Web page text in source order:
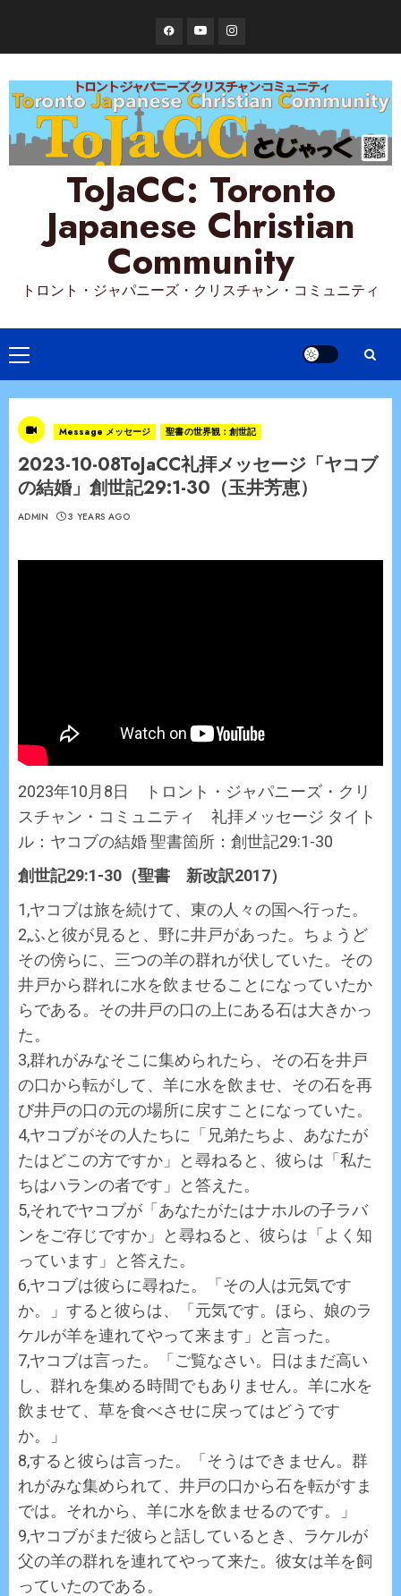
content
FacebookYouTubeInstagram
ToJaCC: Toronto
Japanese Christian
Community
トロント・ジャパニーズ・クリスチャン・コミュニティ
Primary
Menu
Message メッセージ 聖書の世界観：創世記
2023-10-08ToJaCC礼拝メッセージ「ヤコブ
の結婚」創世記29:1-30（玉井芳恵）
ADMIN 3 YEARS AGO
2023年10月8日 トロント・ジャパニーズ・クリ
スチャン・コミュニティ 礼拝メッセージ タイト
ル：ヤコブの結婚 聖書箇所：創世記29:1-30
創世記29:1-30（聖書 新改訳2017）
1,ヤコブは旅を続けて、東の人々の国へ行った。
2,ふと彼が見ると、野に井戸があった。ちょうど
その傍らに、三つの羊の群れが伏していた。その
井戸から群れに水を飲ませることになっていたか
らである。その井戸の口の上にある石は大きかっ
た。
3,群れがみなそこに集められたら、その石を井戸
の口から転がして、羊に水を飲ませ、その石を再
び井戸の口の元の場所に戻すことになっていた。
4,ヤコブがその人たちに「兄弟たちよ、あなたが
たはどこの方ですか」と尋ねると、彼らは「私た
ちはハランの者です」と答えた。
5,それでヤコブが「あなたがたはナホルの子ラバ
ンをご存じですか」と尋ねると、彼らは「よく知
っています」と答えた。
6,ヤコブは彼らに尋ねた。「その人は元気です
か。」すると彼らは、「元気です。ほら、娘のラ
ケルが羊を連れてやって来ます」と言った。
7,ヤコブは言った。「ご覧なさい。日はまだ高い
し、群れを集める時間でもありません。羊に水を
飲ませて、草を食べさせに戻ってはどうです
か。」
8,すると彼らは言った。「そうはできません。群
れがみな集められて、井戸の口から石を転がすま
では。それから、羊に水を飲ませるのです。」
9,ヤコブがまだ彼らと話しているとき、ラケルが
父の羊の群れを連れてやって来た。彼女は羊を飼
っていたのである。